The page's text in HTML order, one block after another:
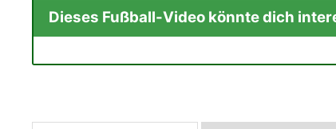
Dieses Fußball-Video könnte dich